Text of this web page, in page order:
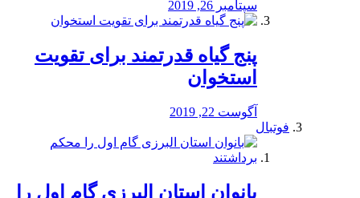
سپتامبر 26, 2019
پنج گیاه قدرتمند برای تقویت
استخوان
آگوست 22, 2019
فوتبال
بانوان استان البرزی گام اول را